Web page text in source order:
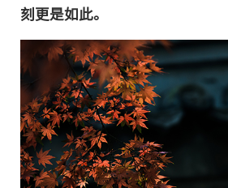
刻更是如此。